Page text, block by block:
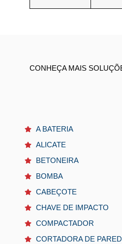
CONHEÇA MAIS
A BATERIA
ALICATE
BETONEIRA
BOMBA
CABEÇOTE
CHAVE DE IMPACTO
COMPACTADOR
CORTADORA DE